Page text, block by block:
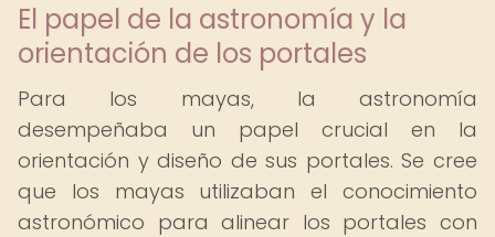
El papel de la astronomía y la
orientación de los portales
Para los mayas, la astronomía
desempeñaba un papel crucial en la
orientación y diseño de sus portales. Se cree
que los mayas utilizaban el conocimiento
astronómico para alinear los portales con